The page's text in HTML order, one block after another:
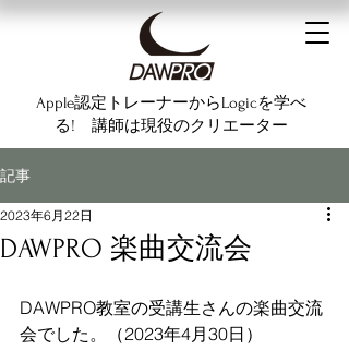
Apple認定トレーナーからLogicを学べ
る! 講師は現役のクリエーター
記事
DAWPRO 楽曲交流会
2023年6月22日
DAWPRO教室の受講生さんの楽曲交流
会でした。（2023年4月30日）